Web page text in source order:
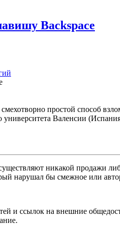
Backspace
простой способ
Валенсии
никакой продажи
нарушал бы смежное или
и ссылок на внешние